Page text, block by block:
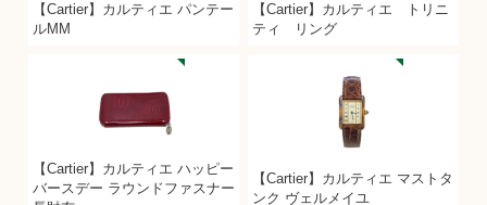
【Cartier】カルティエ パンテー
ルMM
【Cartier】カルティエ トリニ
ティ リング
【Cartier】カルティエ ハッピー
バースデー ラウンドファスナー
【Cartier】カルティエ マストタ
ンク ヴェルメイユ